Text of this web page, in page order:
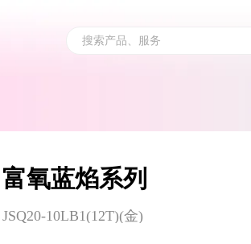
搜索产品、服务
富氧蓝焰系列
JSQ20-10LB1(12T)(金)